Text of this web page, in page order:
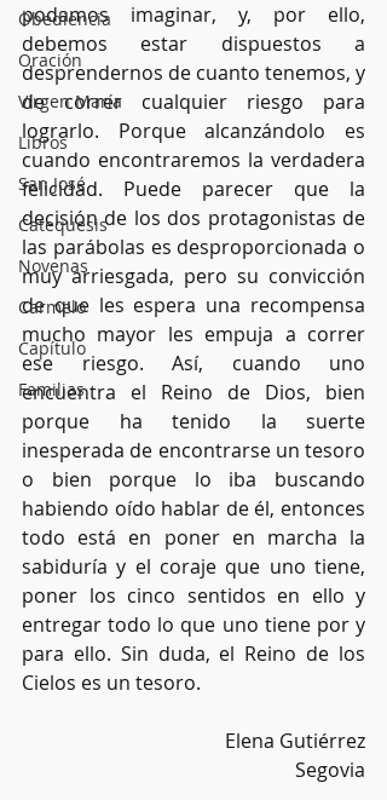
Obediencia
Oración
Virgen María
Libros
San José
Catequesis
Novenas
Carmelo
Capítulo
Familias
podamos imaginar, y, por ello,
debemos estar dispuestos a
desprendernos de cuanto tenemos, y
de correr cualquier riesgo para
lograrlo. Porque alcanzándolo es
cuando encontraremos la verdadera
felicidad. Puede parecer que la
decisión de los dos protagonistas de
las parábolas es desproporcionada o
muy arriesgada, pero su convicción
de que les espera una recompensa
mucho mayor les empuja a correr
ese riesgo. Así, cuando uno
encuentra el Reino de Dios, bien
porque ha tenido la suerte
inesperada de encontrarse un tesoro
o bien porque lo iba buscando
habiendo oído hablar de él, entonces
todo está en poner en marcha la
sabiduría y el coraje que uno tiene,
poner los cinco sentidos en ello y
entregar todo lo que uno tiene por y
para ello. Sin duda, el Reino de los
Cielos es un tesoro.
Elena Gutiérrez
Segovia